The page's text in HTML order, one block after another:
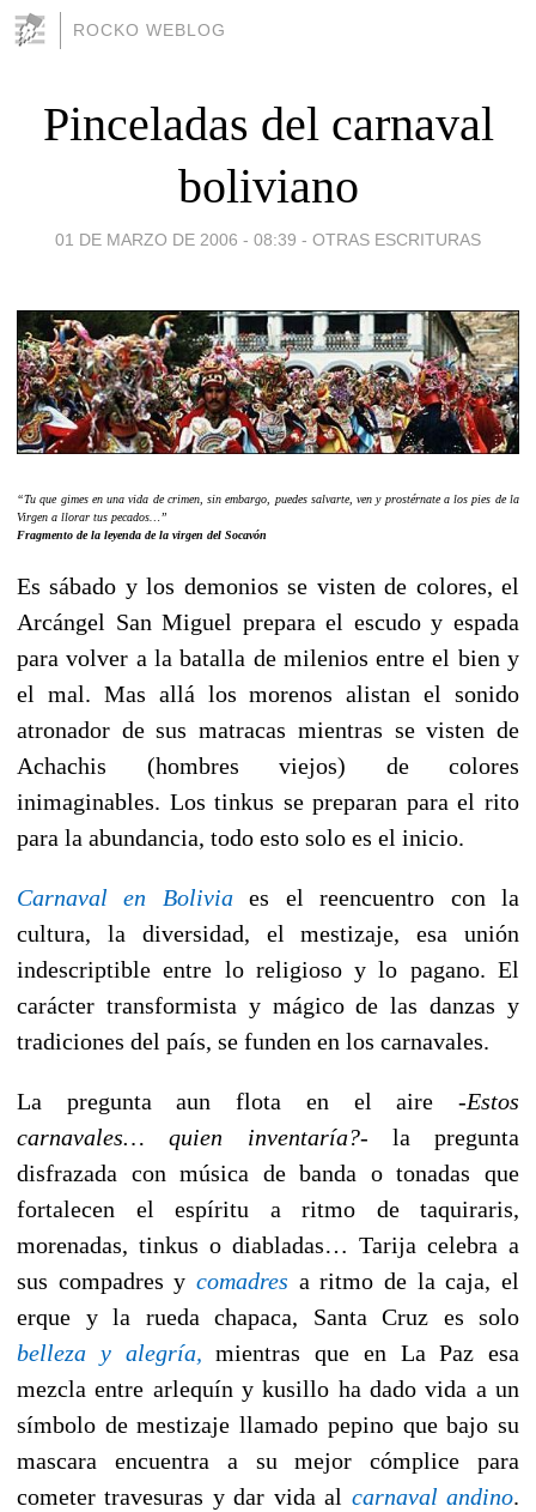
ROCKO WEBLOG
Pinceladas del carnaval
boliviano
01 DE MARZO DE 2006 - 08:39 - OTRAS ESCRITURAS
“Tu que gimes en una vida de crimen, sin embargo, puedes salvarte, ven y prostérnate a los pies de la
Virgen a llorar tus pecados…”
Fragmento de la leyenda de la virgen del Socavón
Es sábado y los demonios se visten de colores, el
Arcángel San Miguel prepara el escudo y espada
para volver a la batalla de milenios entre el bien y
el mal. Mas allá los morenos alistan el sonido
atronador de sus matracas mientras se visten de
Achachis (hombres viejos) de colores
inimaginables. Los tinkus se preparan para el rito
para la abundancia, todo esto solo es el inicio.
Carnaval en Boliviaes el reencuentro con la
cultura, la diversidad, el mestizaje, esa unión
indescriptible entre lo religioso y lo pagano. El
carácter transformista y mágico de las danzas y
tradiciones del país, se funden en los carnavales.
La pregunta aun flota en el aire -Estos
carnavales… quien inventaría?- la pregunta
disfrazada con música de banda o tonadas que
fortalecen el espíritu a ritmo de taquiraris,
morenadas, tinkus o diabladas… Tarija celebra a
sus compadres y comadres a ritmo de la caja, el
erque y la rueda chapaca, Santa Cruz es solo
belleza y alegría, mientras que en La Paz esa
mezcla entre arlequín y kusillo ha dado vida a un
símbolo de mestizaje llamado pepino que bajo su
mascara encuentra a su mejor cómplice para
cometer travesuras y dar vida al carnaval andino.